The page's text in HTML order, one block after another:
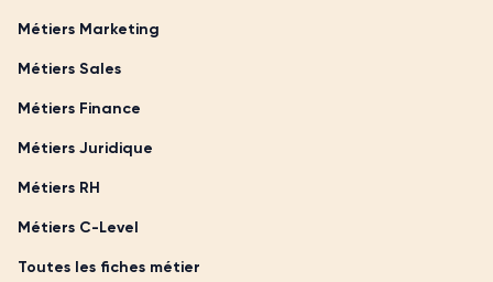
Métiers Marketing
Métiers Sales
Métiers Finance
Métiers Juridique
Métiers RH
Métiers C-Level
Toutes les fiches métier